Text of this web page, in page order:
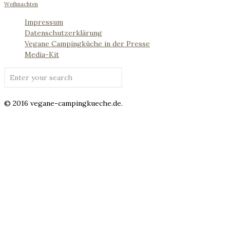
Weihnachten
Impressum
Datenschutzerklärung
Vegane Campingküche in der Presse
Media-Kit
© 2016 vegane-campingkueche.de.